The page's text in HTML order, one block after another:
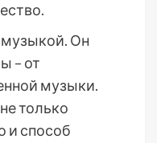
Он
– от
музыки.
только
и способ